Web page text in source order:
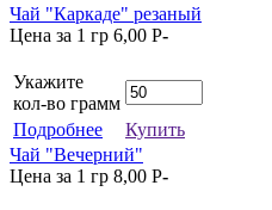
Чай "Каркаде" резаный
Цена за 1 гр 6,00 P-
Укажите
кол-во грамм
Подробнее
Купить
Чай "Вечерний"
Цена за 1 гр 8,00 P-